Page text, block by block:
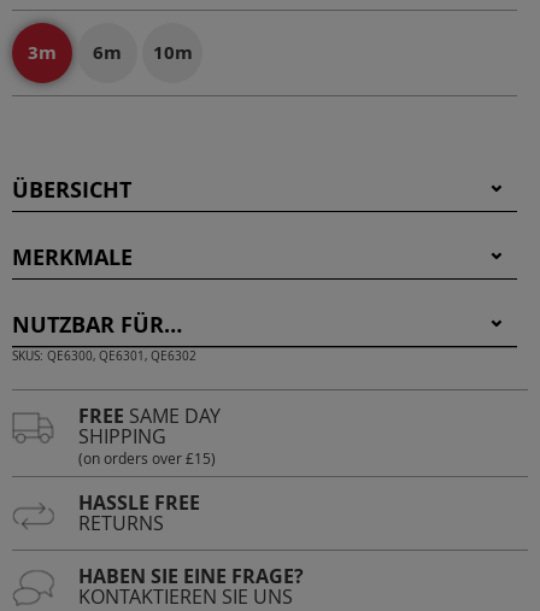
3m 6m 10m
ÜBERSICHT
MERKMALE
NUTZBAR FÜR…
SKUS: QE6300, QE6301, QE6302
FREE SAME DAY
SHIPPING
(on orders over £15)
HASSLE FREE
RETURNS
HABEN SIE EINE FRAGE?
KONTAKTIEREN SIE UNS